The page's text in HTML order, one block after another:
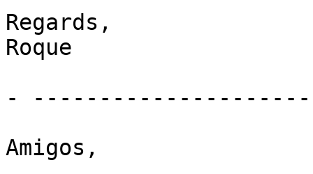
Regards,
Roque
-
Amigos,